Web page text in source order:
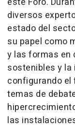
diversos
estado del
su papel como
y las formas en
sostenibles y la
configurando el
temas de
las